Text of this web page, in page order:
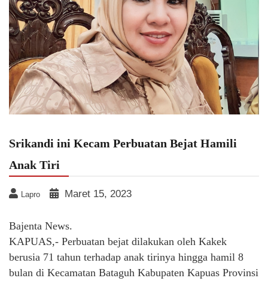
Srikandi ini Kecam Perbuatan Bejat Hamili
Anak Tiri
Lapro Maret 15, 2023
Bajenta News.
KAPUAS,- Perbuatan bejat dilakukan oleh Kakek
berusia 71 tahun terhadap anak tirinya hingga hamil 8
bulan di Kecamatan Bataguh Kabupaten Kapuas Provinsi